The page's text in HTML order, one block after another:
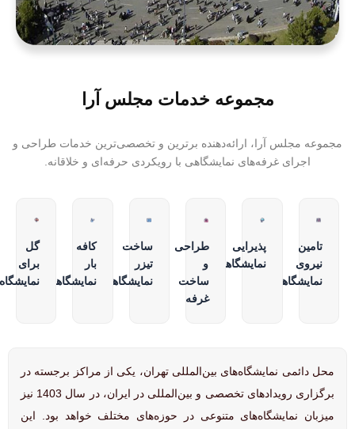
مجموعه خدمات مجلس آرا
مجموعه مجلس آرا، ارائه‌دهنده برترین و تخصصی‌ترین خدمات طراحی و
اجرای غرفه‌های نمایشگاهی با رویکردی حرفه‌ای و خلاقانه.
تامین
نیروی
نمایشگاهی
پذیرایی
نمایشگاهی
طراحی
و
ساخت
غرفه
ساخت
تیزر
نمایشگاهی
کافه
بار
نمایشگاهی
گل
برای
نمایشگاه
محل دائمی نمایشگاه‌های بین‌المللی تهران، یکی از مراکز برجسته در
برگزاری رویدادهای تخصصی و بین‌المللی در ایران، در سال 1403 نیز
میزبان نمایشگاه‌های متنوعی در حوزه‌های مختلف خواهد بود. این